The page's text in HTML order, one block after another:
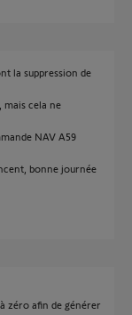
la suppression de
mais cela ne
NAV A59
bonne journée
zéro afin de générer